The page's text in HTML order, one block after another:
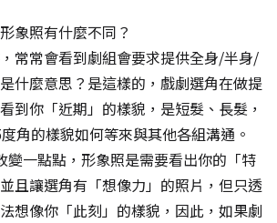
象照有什麼不同？
常常會看到劇組會要求提供全身/半身/
什麼意思？是這樣的，戲劇選角在做提
到你「近期」的樣貌，是短髮、長髮，
角的樣貌如何等來與其他各組溝通。
變一點點，形象照是需要看出你的「特
且讓選角有「想像力」的照片，但只透
想像你「此刻」的樣貌，因此，如果劇